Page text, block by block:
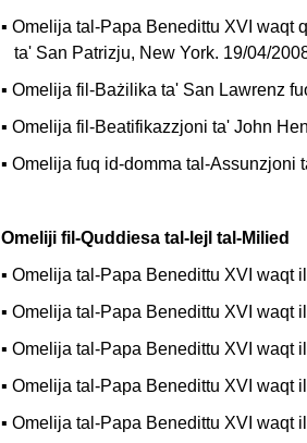
▪ Omelija tal-Papa Benedittu XVI waqt
ta' San Patrizju, New York. 19/04/
▪ Omelija fil-Bażilika ta' San Lawrenz
▪ Omelija fil-Beatifikazzjoni ta' John
▪ Omelija fuq id-domma tal-Assunzjoni
Omeliji fil-Quddiesa tal-lejl tal-Milied
▪ Omelija tal-Papa Benedittu XVI waqt
▪ Omelija tal-Papa Benedittu XVI waqt
▪ Omelija tal-Papa Benedittu XVI waqt
▪ Omelija tal-Papa Benedittu XVI waqt
▪ Omelija tal-Papa Benedittu XVI waqt